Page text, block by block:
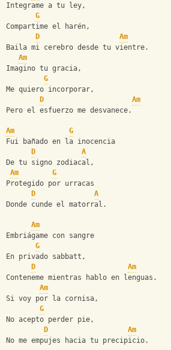
Integrame a tu ley,
G
Compartime el harén,
D
Am
Baila mi cerebro desde tu vientre.
Am
Imagino tu gracia,
G
Me quiero incorporar,
D
Am
Pero el esfuerzo me desvanece.
Am
G
Fui bañado en la inocencia
D
A
De tu signo zodiacal,
Am
G
Protegido por urracas
D
A
Donde cunde el matorral.
Am
Embriágame con sangre
G
En privado sabbatt,
D
Am
Conteneme mientras hablo en lenguas.
Am
Si voy por la cornisa,
G
No acepto perder pie,
D
Am
No me empujes hacia tu precipicio.